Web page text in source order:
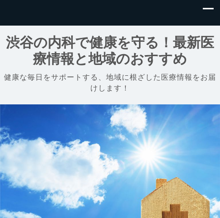
渋谷の内科で健康を守る！最新医
療情報と地域のおすすめ
健康な毎日をサポートする、地域に根ざした医療情報をお届
けします！